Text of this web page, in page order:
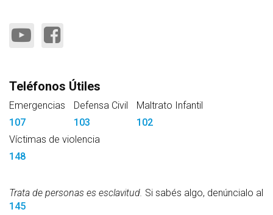
Teléfonos Útiles
Emergencias
107
Defensa Civil
103
Maltrato Infantil
102
Víctimas de violencia
148
Trata de personas es esclavitud. Si sabés algo, denúncialo al
145